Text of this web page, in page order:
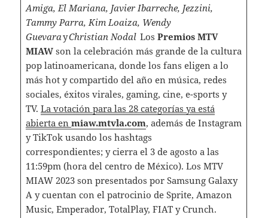
Amiga, El Mariana, Javier Ibarreche, Jezzini,
Tammy Parra, Kim Loaiza, Wendy
GuevarayChristian Nodal Los Premios MTV
MIAW son la celebración más grande de la cultura
pop latinoamericana, donde los fans eligen a lo
más hot y compartido del año en música, redes
sociales, éxitos virales, gaming, cine, e-sports y
TV. La votación para las 28 categorías ya está
abierta en miaw.mtvla.com, además de Instagram
y TikTok usando los hashtags
correspondientes; y cierra el 3 de agosto a las
11:59pm (hora del centro de México). Los MTV
MIAW 2023 son presentados por Samsung Galaxy
A y cuentan con el patrocinio de Sprite, Amazon
Music, Emperador, TotalPlay, FIAT y Crunch.